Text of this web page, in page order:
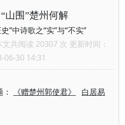
山围”楚州何解
”中诗歌之“实”与“不实”
共阅读 20307 次 更新时间：
06-30 14:31
《赠楚州郭使君》 白居易